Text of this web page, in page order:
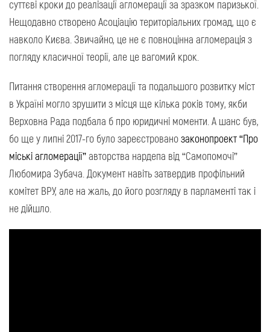
суттєві кроки до реалізації агломерації за зразком паризької.
Нещодавно створено Асоціацію територіальних громад, що є
навколо Києва. Звичайно, це не є повноцінна агломерація з
погляду класичної теорії, але це вагомий крок.
Питання створення агломерації та подальшого розвитку міст
в Україні могло зрушити з місця ще кілька років тому, якби
Верховна Рада подбала б про юридичні моменти. А шанс був,
бо ще у липні 2017-го було зареєстрованозаконопроект “Про
міські агломерації”авторства нардепа від “Самопомочі”
Любомира Зубача. Документ навіть затвердив профільний
комітет ВРУ, але на жаль, до його розгляду в парламенті так і
не дійшло.